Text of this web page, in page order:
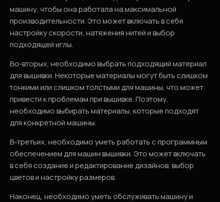
машину, чтобы она работала на максимальной
производительности. Это может включать в себя
настройку скорости, натяжения нитей и выбор
подходящей иглы.
Во-вторых, необходимо выбрать подходящий материал
для вышивки. Некоторые материалы могут быть слишком
тонкими или слишком толстыми для машины, что может
привести к проблемам при вышивке. Поэтому,
необходимо выбирать материалы, которые подходят
для конкретной машины.
В-третьих, необходимо уметь работать с программным
обеспечением для машин вышивки. Это может включать
в себя создание и редактирование дизайнов, выбор
цветов и настройку размеров.
Наконец, необходимо уметь обслуживать машину и